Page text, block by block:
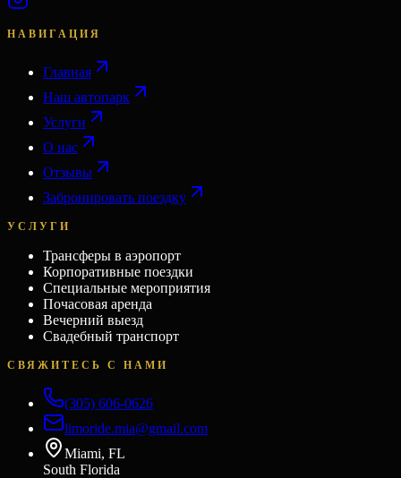
НАВИГАЦИЯ
Главная
Наш автопарк
Услуги
О нас
Отзывы
Забронировать поездку
УСЛУГИ
Трансферы в аэропорт
Корпоративные поездки
Специальные мероприятия
Почасовая аренда
Вечерний выезд
Свадебный транспорт
СВЯЖИТЕСЬ С НАМИ
(305) 606-0626
limoride.mia@gmail.com
Miami, FL
South Florida